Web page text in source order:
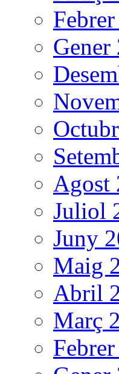
Gener
Agost
Juliol
Juny
Maig
Abril
Març